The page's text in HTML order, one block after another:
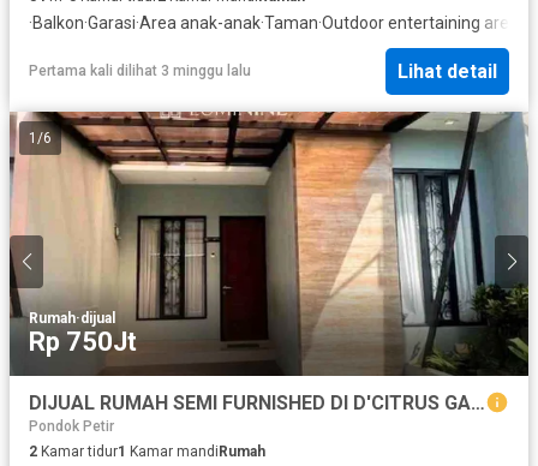
·Balkon·Garasi·Area anak-anak·Taman·Outdoor entertaining area
Pertama kali dilihat 3 minggu lalu Lihat detail
1 /6
Rumah·dijual
Rp 750Jt
DIJUAL RUMAH SEMI FURNISHED DI D'CITRUS GARDEN 2, DEPOK (JP)
Pondok Petir
2 Kamar tidur1 Kamar mandi Rumah